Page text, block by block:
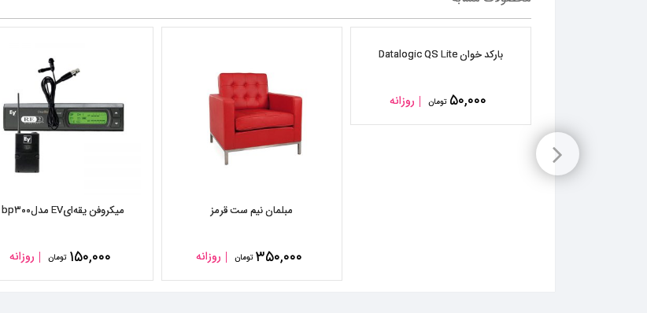
بارکد خوان Datalogic QS Lite
۵۰,۰۰۰ تومان روزانه
مبلمان نیم ست قرمز
۳۵۰,۰۰۰ تومان روزانه
میکروفن یقه‌ایEV مدلbp۳۰۰
۱۵۰,۰۰۰ تومان روزانه